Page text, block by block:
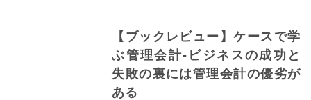
【ブックレビュー】ケースで学
ぶ管理会計-ビジネスの成功と
失敗の裏には管理会計の優劣が
ある